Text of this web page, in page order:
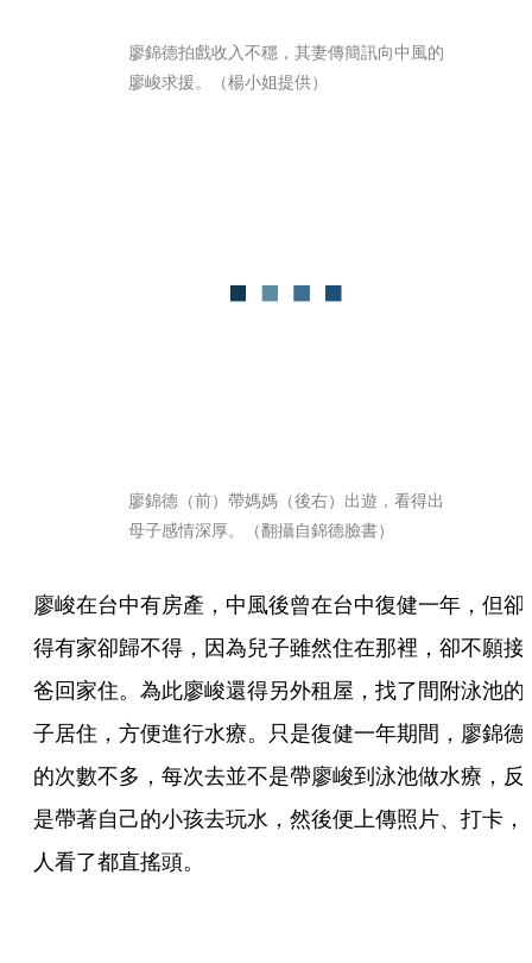
廖錦德拍戲收入不穩，其妻傳簡訊向中風的
廖峻求援。（楊小姐提供）
廖錦德（前）帶媽媽（後右）出遊，看得出
母子感情深厚。（翻攝自錦德臉書）
廖峻在台中有房產，中風後曾在台中復健一年，但卻
得有家卻歸不得，因為兒子雖然住在那裡，卻不願接
爸回家住。為此廖峻還得另外租屋，找了間附泳池的
子居住，方便進行水療。只是復健一年期間，廖錦德
的次數不多，每次去並不是帶廖峻到泳池做水療，反
是帶著自己的小孩去玩水，然後便上傳照片、打卡，
人看了都直搖頭。